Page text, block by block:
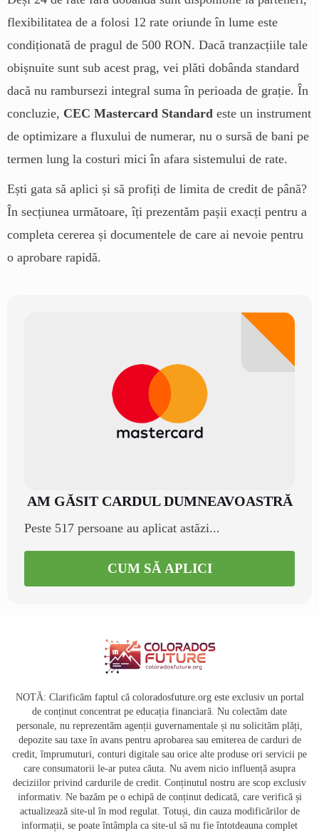
flexibilitatea de a folosi 12 rate oriunde în lume este
condiționată de pragul de 500 RON. Dacă tranzacțiile tale
obișnuite sunt sub acest prag, vei plăti dobânda standard
dacă nu rambursezi integral suma în perioada de grație. În
concluzie, CEC Mastercard Standard este un instrument
de optimizare a fluxului de numerar, nu o sursă de bani pe
termen lung la costuri mici în afara sistemului de rate.
Ești gata să aplici și să profiți de limita de credit de până?
În secțiunea următoare, îți prezentăm pașii exacți pentru a
completa cererea și documentele de care ai nevoie pentru
o aprobare rapidă.
AM GĂSIT CARDUL DUMNEAVOASTRĂ
Peste 517 persoane au aplicat astăzi...
CUM SĂ APLICI
NOTĂ: Clarificăm faptul că coloradosfuture.org este exclusiv un portal
de conținut concentrat pe educația financiară. Nu colectăm date
personale, nu reprezentăm agenții guvernamentale și nu solicităm plăți,
depozite sau taxe în avans pentru aprobarea sau emiterea de carduri de
credit, împrumuturi, conturi digitale sau orice alte produse ori servicii pe
care consumatorii le-ar putea căuta. Nu avem nicio influență asupra
deciziilor privind cardurile de credit. Conținutul nostru are scop exclusiv
informativ. Ne bazăm pe o echipă de conținut dedicată, care verifică și
actualizează site-ul în mod regulat. Totuși, din cauza modificărilor de
informații, se poate întâmpla ca site-ul să nu fie întotdeauna complet